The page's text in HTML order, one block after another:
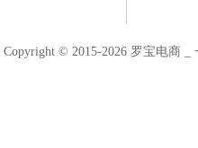
Copyright © 2015-2026 罗宝电商